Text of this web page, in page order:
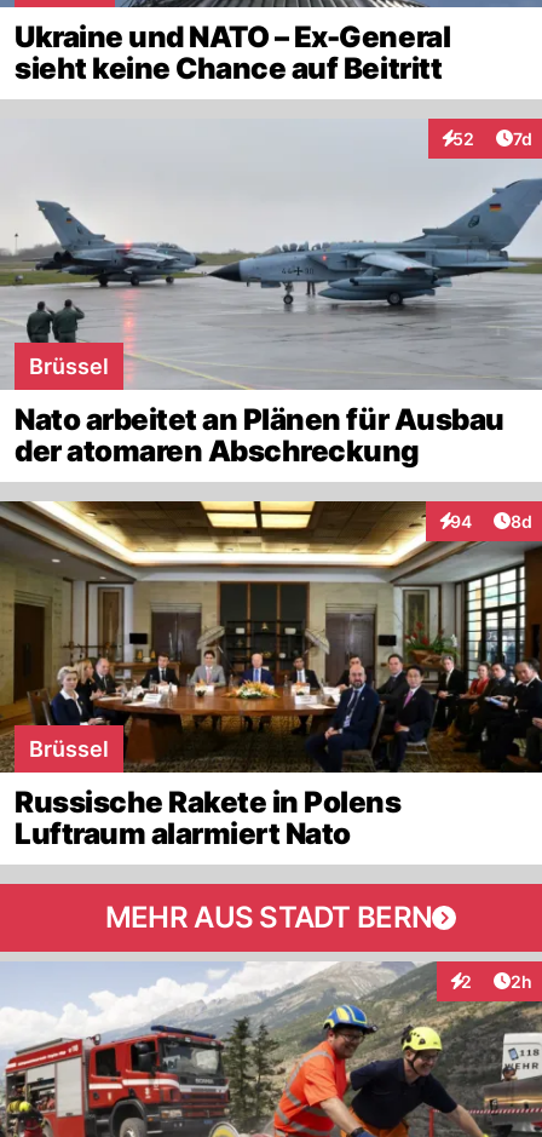
Ukraine und NATO – Ex-General
sieht keine Chance auf Beitritt
52
Interaktionen
7d
Brüssel
Nato arbeitet an Plänen für Ausbau
der atomaren Abschreckung
94
Interaktionen
8d
Brüssel
Russische Rakete in Polens
Luftraum alarmiert Nato
MEHR AUS STADT BERN
2 2h